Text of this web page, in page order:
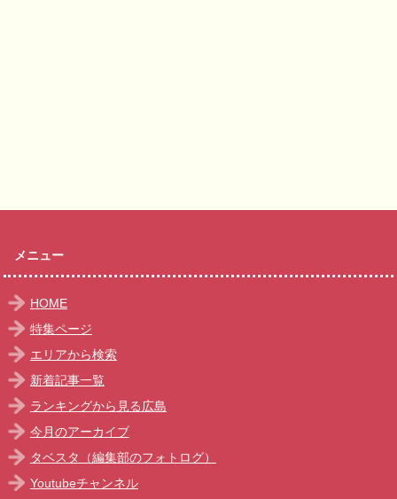
メニュー
HOME
特集ページ
エリアから検索
新着記事一覧
ランキングから見る広島
今月のアーカイブ
タベスタ（編集部のフォトログ）
Youtubeチャンネル